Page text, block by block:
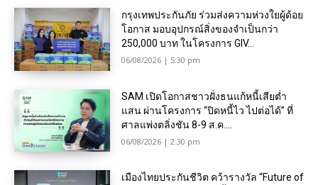
กรุงเทพประกันภัย ร่วมส่งความห่วงใยผู้ด้อย
โอกาส มอบอุปกรณ์สิ่งของจำเป็นกว่า
250,000 บาท ในโครงการ GIV...
06/08/2026 | 5:30 pm
SAM เปิดโอกาสชาวฝั่งธนแก้หนี้เสียต่ำ
แสน ผ่านโครงการ “ปิดหนี้ไว ไปต่อได้” ที่
ศาลแพ่งตลิ่งชัน 8-9 ส.ค....
06/08/2026 | 2:30 pm
เมืองไทยประกันชีวิต คว้ารางวัล “Future of